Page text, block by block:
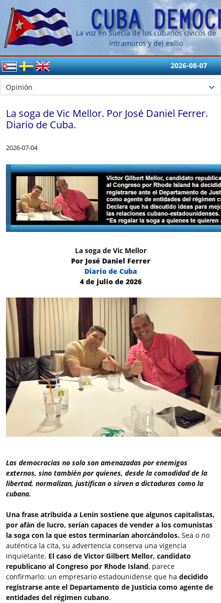
La voz en Suecia de los cubanos cívicos de
intramuros y del exílio
2026-08-07
La soga de Vic Mellor. Por José Daniel Ferrer.
Diario de Cuba.
2026-07-04
La soga de Vic Mellor
Por José Daniel Ferrer
Diario de Cuba
4 de julio de 2026
Las democracias no solo son amenazadas por enemigos
externos, sino también por quienes, desde la comodidad de la
libertad, normalizan, justifican o sirven a dictaduras como la
cubana.
Una frase atribuida a Lenin sostiene que algunos capitalistas,
por afán de lucro, serían capaces de vender a los comunistas
la soga con la que estos terminarían ahorcándolos. Sea o no
auténtica la cita, su advertencia conserva una vigencia
inquietante. El caso de Victor Gilbert Mellor, candidato
republicano al Congreso por Rhode Island, parece
confirmarlo: un empresario estadounidense que ha decidido
registrarse ante el Departamento de Justicia como agente de
entidades del régimen cubano.